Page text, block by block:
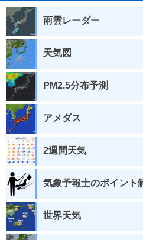
雨雲レーダー
天気図
PM2.5分布予測
アメダス
2週間天気
気象予報士のポイント
世界天気